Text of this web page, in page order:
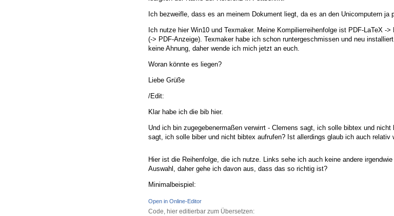
Ich bezweifle, dass es an meinem Dokument liegt, da es an den Unicomputern ja
Ich nutze hier Win10 und Texmaker. Meine Kompilierreihenfolge ist PDF-LaTeX -
(-> PDF-Anzeige). Texmaker habe ich schon runtergeschmissen und neu
keine Ahnung, daher wende ich mich jetzt an euch.
Woran könnte es liegen?
Liebe Grüße
/Edit:
Klar habe ich die bib hier.
Und ich bin zugegebenermaßen verwirrt - Clemens sagt, ich solle bibtex und
sagt, ich solle biber und nicht bibtex aufrufen? Ist allerdings glaub ich auch relativ
Hier ist die Reihenfolge, die ich nutze. Links sehe ich auch keine andere
Auswahl, daher gehe ich davon aus, dass das so richtig ist?
Minimalbeispiel:
Open in Online-Editor
Code, hier editierbar zum Übersetzen: